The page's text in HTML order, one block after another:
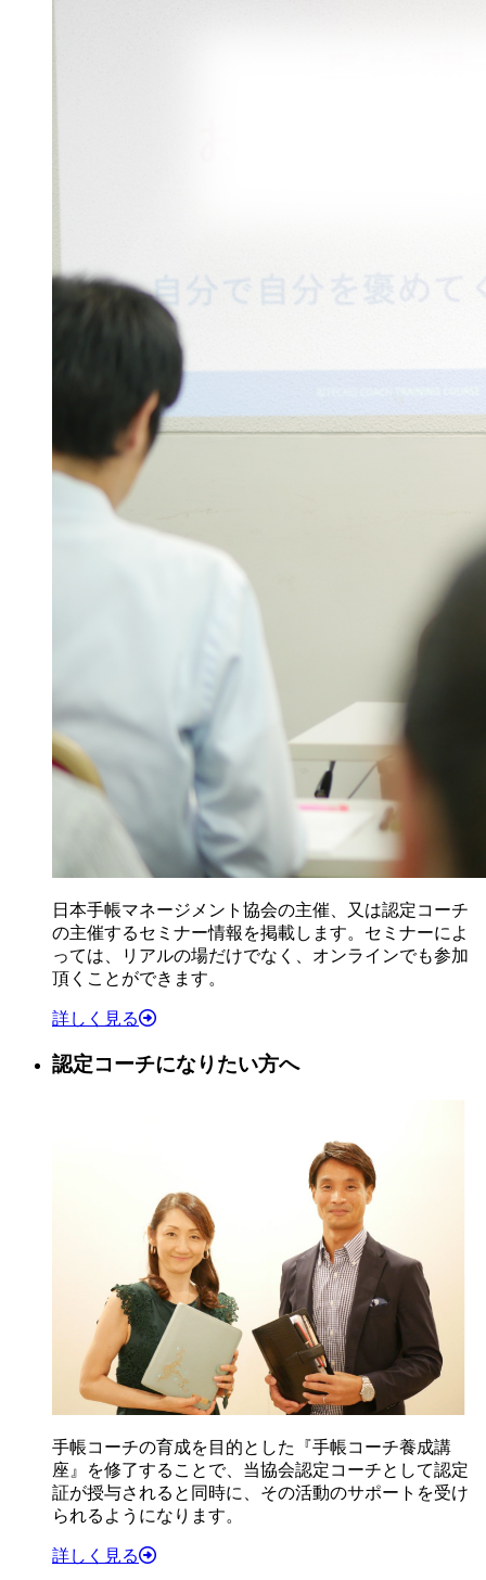
日本手帳マネージメント協会の主催、又は認定コーチ
の主催するセミナー情報を掲載します。セミナーによ
っては、リアルの場だけでなく、オンラインでも参加
頂くことができます。
詳しく見る
認定コーチになりたい方へ
手帳コーチの育成を目的とした『手帳コーチ養成講
座』を修了することで、当協会認定コーチとして認定
証が授与されると同時に、その活動のサポートを受け
られるようになります。
詳しく見る